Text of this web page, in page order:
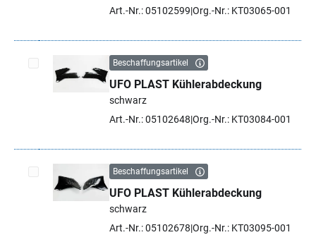
Art.-Nr.: 05102599 Org.-Nr.: KT03065-001
Artikel auswählen
Beschaffungsartikel
UFO PLAST Kühlerabdeckung
schwarz
Art.-Nr.: 05102648 Org.-Nr.: KT03084-001
Artikel auswählen
Beschaffungsartikel
UFO PLAST Kühlerabdeckung
schwarz
Art.-Nr.: 05102678 Org.-Nr.: KT03095-001